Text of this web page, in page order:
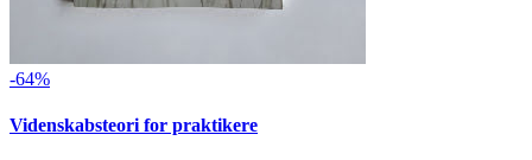
-64%
Videnskabsteori for praktikere